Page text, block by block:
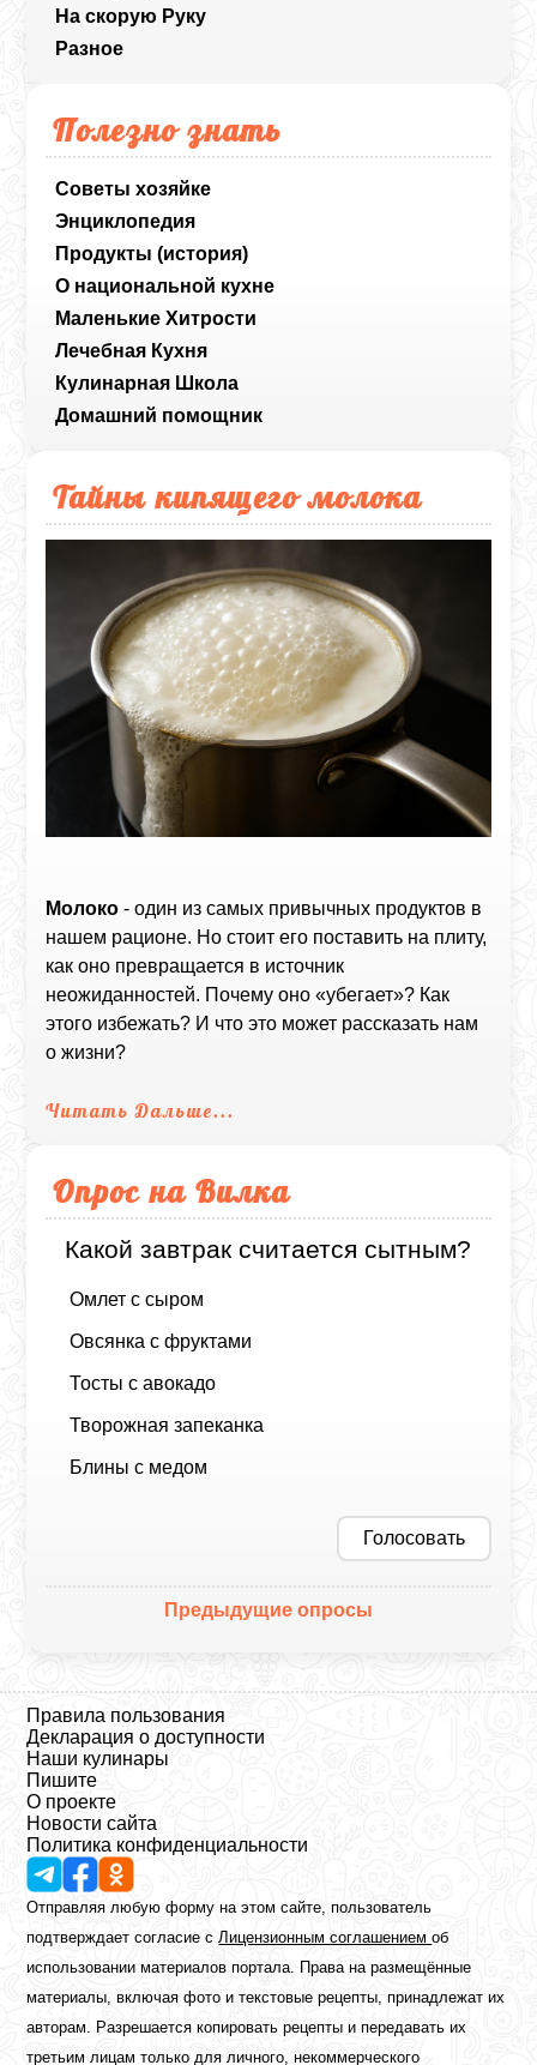
На скорую Руку
Разное
Полезно знать
Советы хозяйке
Энциклопедия
Продукты (история)
О национальной кухне
Маленькие Хитрости
Лечебная Кухня
Кулинарная Школа
Домашний помощник
Тайны кипящего молока
Молоко - один из самых привычных продуктов в
нашем рационе. Но стоит его поставить на плиту,
как оно превращается в источник
неожиданностей. Почему оно «убегает»? Как
этого избежать? И что это может рассказать нам
о жизни?
Читать Дальше...
Опрос на Вилка
Какой завтрак считается сытным?
Омлет с сыром
Овсянка с фруктами
Тосты с авокадо
Творожная запеканка
Блины с медом
Голосовать
Предыдущие опросы
Правила пользования
Декларация о доступности
Наши кулинары
Пишите
О проекте
Новости сайта
Политика конфиденциальности
Отправляя любую форму на этом сайте, пользователь
подтверждает согласие сЛицензионным соглашениемоб
использовании материалов портала. Права на размещённые
материалы, включая фото и текстовые рецепты, принадлежат их
авторам. Разрешается копировать рецепты и передавать их
третьим лицам только для личного, некоммерческого